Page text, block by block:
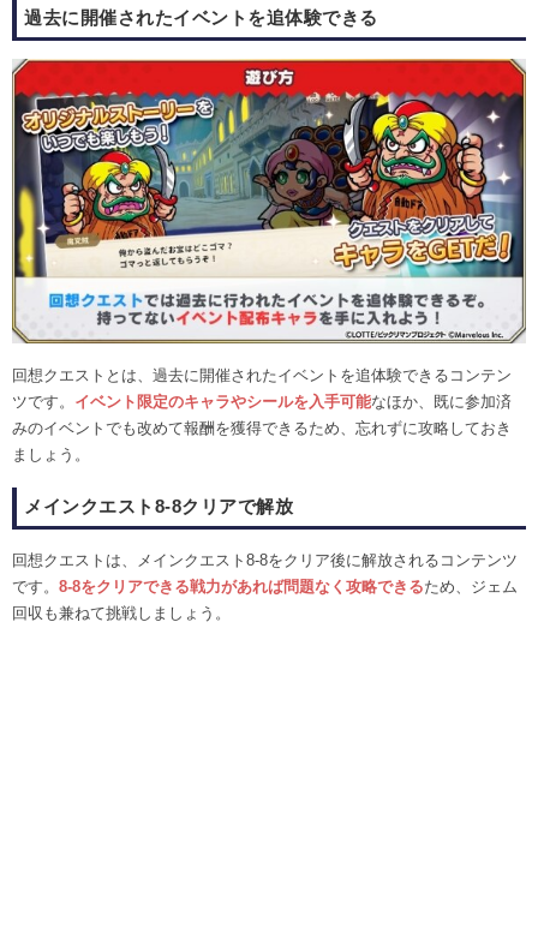
過去に開催されたイベントを追体験できる
回想クエストとは、過去に開催されたイベントを追体験できるコンテン
ツです。 イベント限定のキャラやシールを入手可能なほか、既に参加済
みのイベントでも改めて報酬を獲得できるため、忘れずに攻略しておき
ましょう。
メインクエスト8-8クリアで解放
回想クエストは、メインクエスト8-8をクリア後に解放されるコンテンツ
です。 8-8をクリアできる戦力があれば問題なく攻略できるため、ジェム
回収も兼ねて挑戦しましょう。